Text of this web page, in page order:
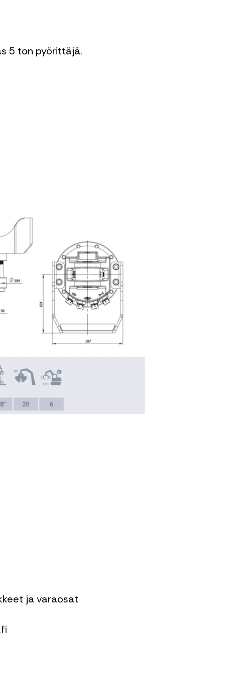
5 ton pyörittäjä.
ja varaosat